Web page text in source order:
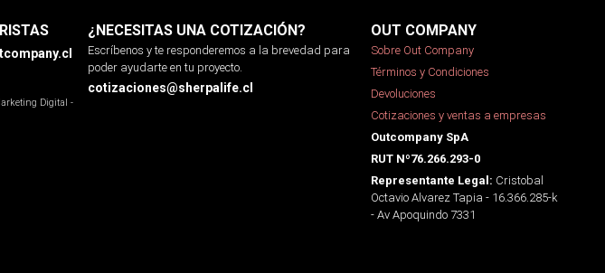
Digital -
¿NECESITAS UNA COTIZACIÓN?
Escríbenos y te responderemos a la brevedad para
poder ayudarte en tu proyecto.
cotizaciones@sherpalife.cl
OUT COMPANY
Sobre Out Company
Términos y Condiciones
Devoluciones
Cotizaciones y ventas a empresas
Outcompany SpA
RUT Nº76.266.293-0
Representante Legal: Cristobal
Octavio Alvarez Tapia - 16.366.285-k
- Av Apoquindo 7331